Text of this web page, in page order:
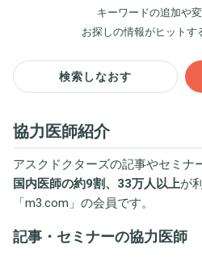
キーワードの追加や変
お探しの情報がヒットす
検索しなおす
協力医師紹介
アスクドクターズの記事やセミナ
国内医師の約9割、33万人以上が
「m3.com 」の会員です。
記事・セミナーの協力医師